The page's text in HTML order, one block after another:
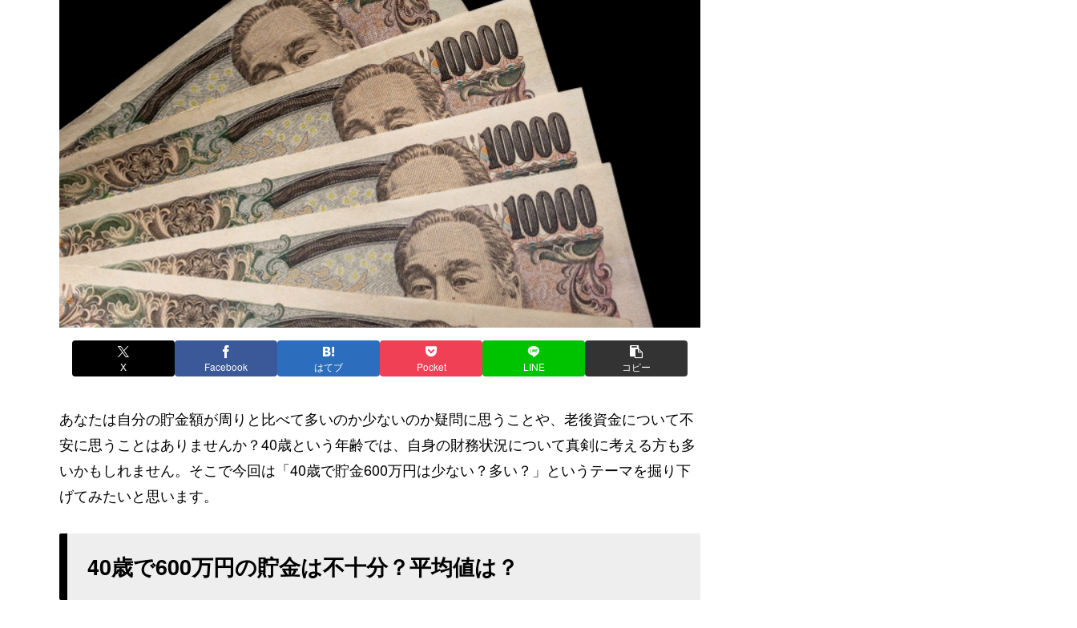
X Facebook はてブ Pocket LINE コピー
あなたは自分の貯金額が周りと比べて多いのか少ないのか疑問に思うことや、老後資金について不
安に思うことはありませんか？40歳という年齢では、自身の財務状況について真剣に考える方も多
いかもしれません。そこで今回は「40歳で貯金600万円は少ない？多い？」というテーマを掘り下
げてみたいと思います。
40歳で600万円の貯金は不十分？平均値は？